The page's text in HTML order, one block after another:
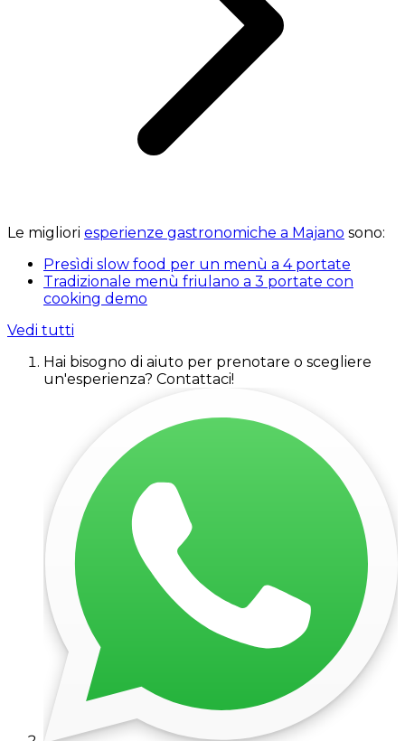
Le migliori esperienze gastronomiche a Majano sono:
Presìdi slow food per un menù a 4 portate
Tradizionale menù friulano a 3 portate con
cooking demo
Vedi tutti
Hai bisogno di aiuto per prenotare o scegliere
un'esperienza? Contattaci!